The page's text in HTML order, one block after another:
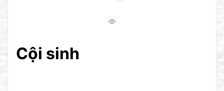
Cội sinh